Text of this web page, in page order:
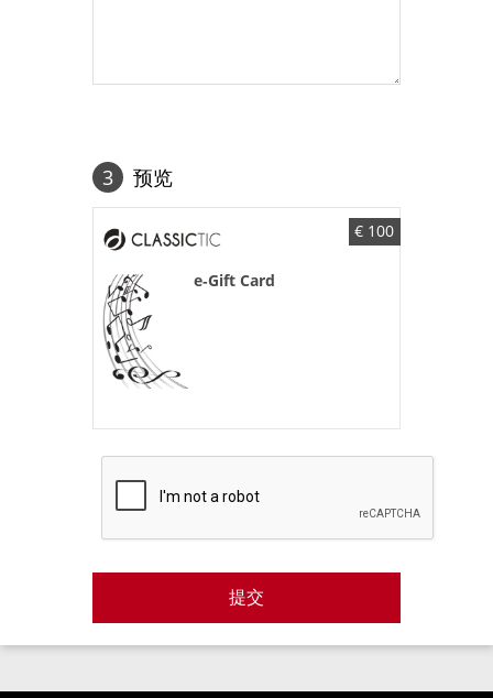
3 预览
€ 100
e‐Gift Card
提交